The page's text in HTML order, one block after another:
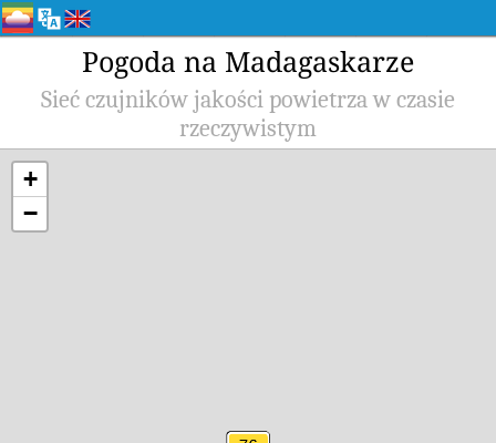
Pogoda na Madagaskarze
Sieć czujników jakości powietrza w czasie
rzeczywistym
+
−